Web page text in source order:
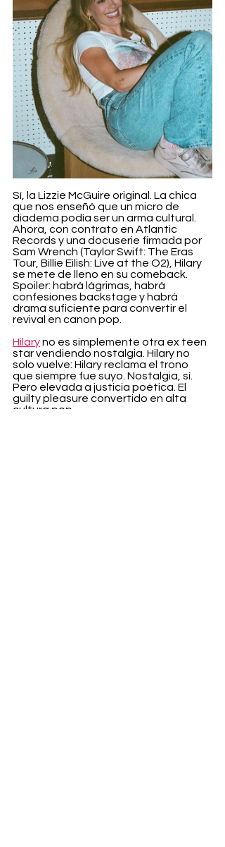
Sí, la Lizzie McGuire original. La chica
que nos enseñó que un micro de
diadema podía ser un arma cultural.
Ahora, con contrato en Atlantic
Records y una docuserie firmada por
Sam Wrench (Taylor Swift: The Eras
Tour, Billie Eilish: Live at the O2), Hilary
se mete de lleno en su comeback.
Spoiler: habrá lágrimas, habrá
confesiones backstage y habrá
drama suficiente para convertir el
revival en canon pop.
Hilary no es simplemente otra ex teen
star vendiendo nostalgia. Hilary no
solo vuelve: Hilary reclama el trono
que siempre fue suyo. Nostalgia, sí.
Pero elevada a justicia poética. El
guilty pleasure convertido en alta
cultura pop.